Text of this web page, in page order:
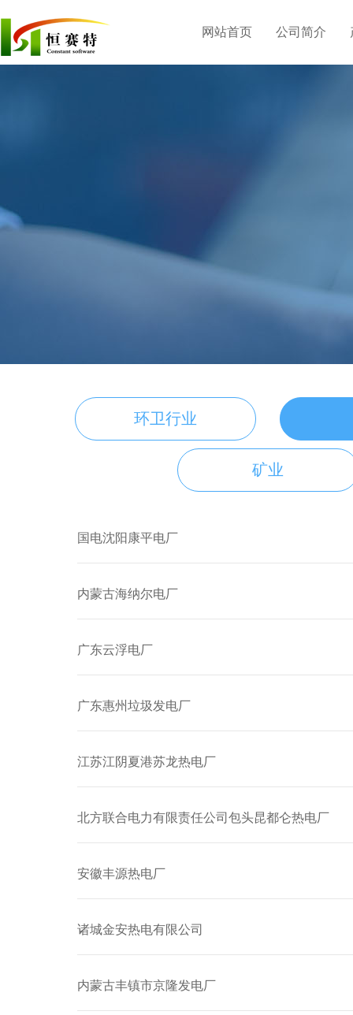
网站首页 公司简介
环卫行业
矿业
国电沈阳康平电厂
内蒙古海纳尔电厂
广东云浮电厂
广东惠州垃圾发电厂
江苏江阴夏港苏龙热电厂
北方联合电力有限责任公司包头昆都仑热电厂
安徽丰源热电厂
诸城金安热电有限公司
内蒙古丰镇市京隆发电厂